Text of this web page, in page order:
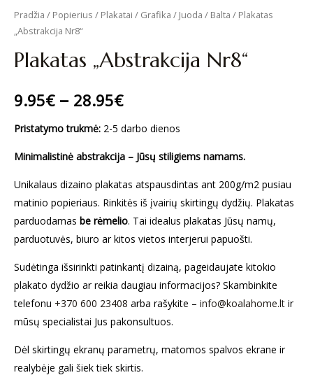
Pradžia / Popierius / Plakatai / Grafika / Juoda / Balta / Plakatas
„Abstrakcija Nr8“
Plakatas „Abstrakcija Nr8“
9.95€– 28.95€
Pristatymo trukmė: 2-5 darbo dienos
Minimalistinė abstrakcija – Jūsų stiligiems namams.
Unikalaus dizaino plakatas atspausdintas ant 200g/m2 pusiau
matinio popieriaus. Rinkitės iš įvairių skirtingų dydžių. Plakatas
parduodamas be rėmelio. Tai idealus plakatas Jūsų namų,
parduotuvės, biuro ar kitos vietos interjerui papuošti.
Sudėtinga išsirinkti patinkantį dizainą, pageidaujate kitokio
plakato dydžio ar reikia daugiau informacijos? Skambinkite
telefonu +370 600 23408 arba rašykite – info@koalahome.lt ir
mūsų specialistai Jus pakonsultuos.
Dėl skirtingų ekranų parametrų, matomos spalvos ekrane ir
realybėje gali šiek tiek skirtis.